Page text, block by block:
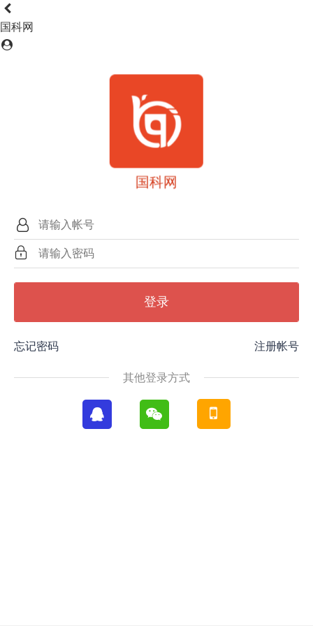
国科网
国科网
登录
忘记密码 注册帐号
其他登录方式